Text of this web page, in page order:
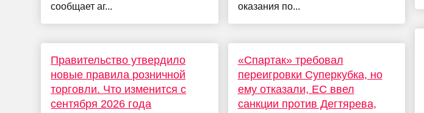
сообщает аг...
Правительство утвердило
новые правила розничной
торговли. Что изменится с
сентября 2026 года
оказания по...
«Спартак» требовал
переигровки Суперкубка, но
ему отказали, ЕС ввел
санкции против Дегтярева,